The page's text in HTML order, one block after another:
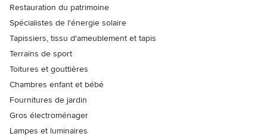
Restauration du patrimoine
Spécialistes de l'énergie solaire
Tapissiers, tissu d'ameublement et tapis
Terrains de sport
Toitures et gouttières
Chambres enfant et bébé
Fournitures de jardin
Gros électroménager
Lampes et luminaires